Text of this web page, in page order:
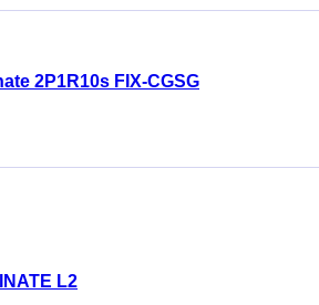
2P1R10s FIX-CGSG
L2